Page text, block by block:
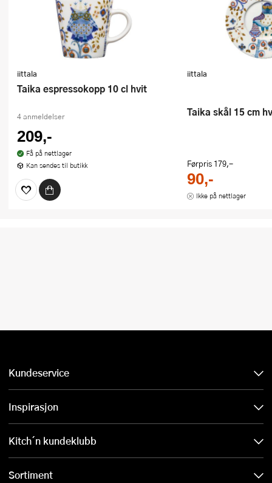
iittala
Taika espressokopp 10 cl hvit
4 anmeldelser
209,-
Få på nettlager
Kan sendes til butikk
iittala
Taika skål 15 cm
Førpris 179,-
90,-
Ikke på nettlager
Kundeservice
Inspirasjon
Kitch´n kundeklubb
Sortiment